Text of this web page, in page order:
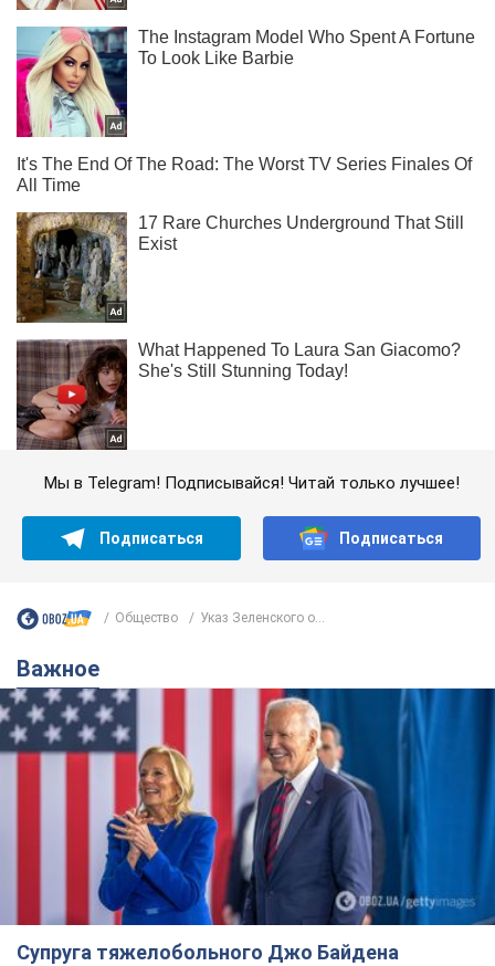
Мы в Telegram! Подписывайся! Читай только лучшее!
Подписаться Подписаться
Общество Указ Зеленского о...
Важное
Супруга тяжелобольного Джо Байдена